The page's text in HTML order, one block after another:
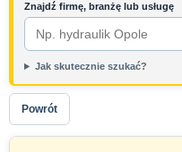
Znajdź firmę, branżę lub usługę
Jak skutecznie szukać?
Powrót